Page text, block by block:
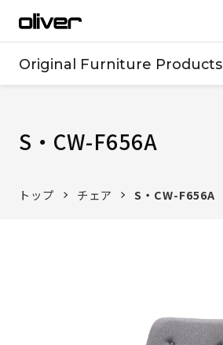
Original Furniture Products
S・CW-F656A
トップ チェア S・CW-F656A